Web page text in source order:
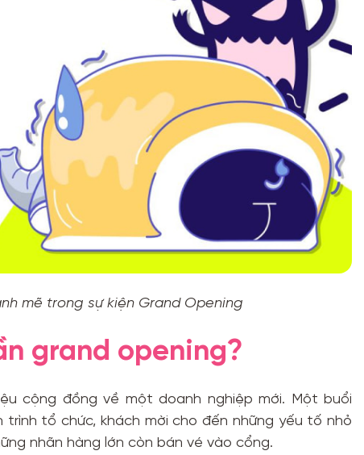
mẽ trong sự kiện Grand Opening
grand opening?
cộng đồng về một doanh nghiệp mới. Một buổi
tổ chức, khách mời cho đến những yếu tố nhỏ
nhãn hàng lớn còn bán vé vào cổng.